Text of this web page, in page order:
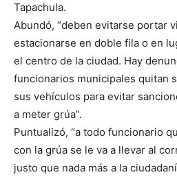
Tapachula.
Abundó, “deben evitarse portar
estacionarse en doble fila o en
el centro de la ciudad. Hay
funcionarios municipales quitan
sus vehículos para evitar
a meter grúa”.
Puntualizó, “a todo funcionario
con la grúa se le va a llevar al
justo que nada más a la